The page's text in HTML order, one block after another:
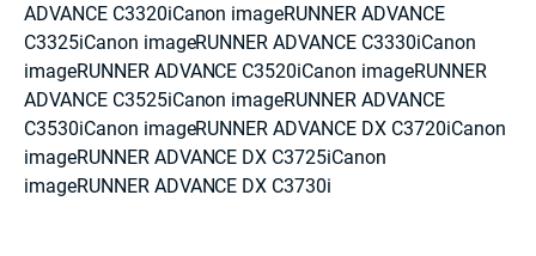
ADVANCE C3320iCanon imageRUNNER ADVANCE
C3325iCanon imageRUNNER ADVANCE C3330iCanon
imageRUNNER ADVANCE C3520iCanon imageRUNNER
ADVANCE C3525iCanon imageRUNNER ADVANCE
C3530iCanon imageRUNNER ADVANCE DX C3720iCanon
imageRUNNER ADVANCE DX C3725iCanon
imageRUNNER ADVANCE DX C3730i